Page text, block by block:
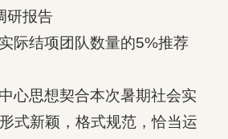
研报告
际结项团队数量的5%推荐
心思想契合本次暑期社会实
式新颖，格式规范，恰当运